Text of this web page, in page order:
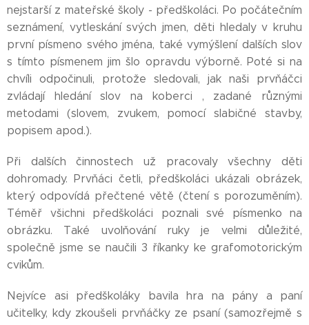
nejstarší z mateřské školy - předškoláci. Po počátečním
seznámení, vytleskání svých jmen, děti hledaly v kruhu
první písmeno svého jména, také vymýšlení dalších slov
s tímto písmenem jim šlo opravdu výborně. Poté si na
chvíli odpočinuli, protože sledovali, jak naši prvňáčci
zvládají hledání slov na koberci , zadané různými
metodami (slovem, zvukem, pomocí slabičné stavby,
popisem apod.).
Při dalších činnostech už pracovaly všechny děti
dohromady. Prvňáci četli, předškoláci ukázali obrázek,
který odpovídá přečtené větě (čtení s porozuměním).
Téměř všichni předškoláci poznali své písmenko na
obrázku. Také uvolňování ruky je velmi důležité,
společně jsme se naučili 3 říkanky ke grafomotorickým
cvikům.
Nejvíce asi předškoláky bavila hra na pány a paní
učitelky, kdy zkoušeli prvňáčky ze psaní (samozřejmě s